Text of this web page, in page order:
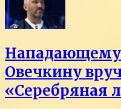
Овечкину
«Серебряная